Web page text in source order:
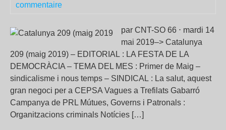
au
commentaire
par CNT-SO 66 ⋅ mardi 14
mai 2019–> Catalunya
209 (maig 2019) – EDITORIAL : LA FESTA DE LA
DEMOCRÀCIA – TEMA DEL MES : Primer de Maig –
sindicalisme i nous temps – SINDICAL : La salut, aquest
gran negoci per a CEPSA Vagues a Trefilats Gabarró
Campanya de PRL Mútues, Governs i Patronals :
Organitzacions criminals Notícies […]